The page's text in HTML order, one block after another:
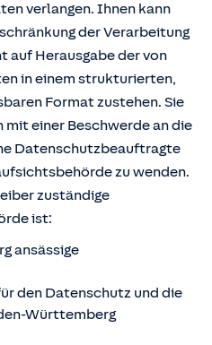
verlangen. Ihnen kann
der Verarbeitung
auf Herausgabe der von
in einem strukturierten,
Format zustehen. Sie
einer Beschwerde an die
Datenschutzbeauftragte
zu wenden.
zuständige
ist:
ansässige
den Datenschutz und die
Württemberg